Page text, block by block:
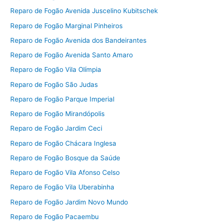
Reparo de Fogão Avenida Juscelino Kubitschek
Reparo de Fogão Marginal Pinheiros
Reparo de Fogão Avenida dos Bandeirantes
Reparo de Fogão Avenida Santo Amaro
Reparo de Fogão Vila Olímpia
Reparo de Fogão São Judas
Reparo de Fogão Parque Imperial
Reparo de Fogão Mirandópolis
Reparo de Fogão Jardim Ceci
Reparo de Fogão Chácara Inglesa
Reparo de Fogão Bosque da Saúde
Reparo de Fogão Vila Afonso Celso
Reparo de Fogão Vila Uberabinha
Reparo de Fogão Jardim Novo Mundo
Reparo de Fogão Pacaembu